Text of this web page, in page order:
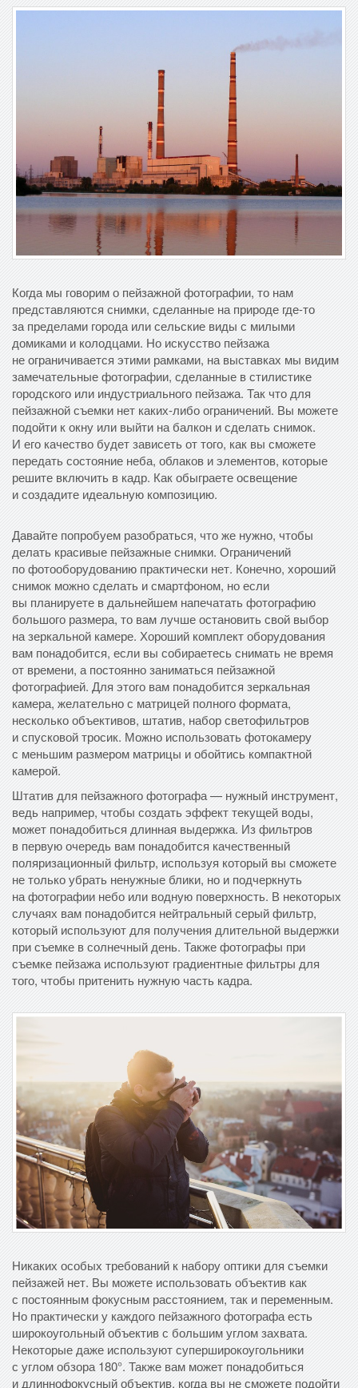
Когда мы говорим о пейзажной фотографии, то нам
представляются снимки, сделанные на природе где-то
за пределами города или сельские виды с милыми
домиками и колодцами. Но искусство пейзажа
не ограничивается этими рамками, на выставках мы видим
замечательные фотографии, сделанные в стилистике
городского или индустриального пейзажа. Так что для
пейзажной съемки нет каких-либо ограничений. Вы можете
подойти к окну или выйти на балкон и сделать снимок.
И его качество будет зависеть от того, как вы сможете
передать состояние неба, облаков и элементов, которые
решите включить в кадр. Как обыграете освещение
и создадите идеальную композицию.
Давайте попробуем разобраться, что же нужно, чтобы
делать красивые пейзажные снимки. Ограничений
по фотооборудованию практически нет. Конечно, хороший
снимок можно сделать и смартфоном, но если
вы планируете в дальнейшем напечатать фотографию
большого размера, то вам лучше остановить свой выбор
на зеркальной камере. Хороший комплект оборудования
вам понадобится, если вы собираетесь снимать не время
от времени, а постоянно заниматься пейзажной
фотографией. Для этого вам понадобится зеркальная
камера, желательно с матрицей полного формата,
несколько объективов, штатив, набор светофильтров
и спусковой тросик. Можно использовать фотокамеру
с меньшим размером матрицы и обойтись компактной
камерой.
Штатив для пейзажного фотографа — нужный инструмент,
ведь например, чтобы создать эффект текущей воды,
может понадобиться длинная выдержка. Из фильтров
в первую очередь вам понадобится качественный
поляризационный фильтр, используя который вы сможете
не только убрать ненужные блики, но и подчеркнуть
на фотографии небо или водную поверхность. В некоторых
случаях вам понадобится нейтральный серый фильтр,
который используют для получения длительной выдержки
при съемке в солнечный день. Также фотографы при
съемке пейзажа используют градиентные фильтры для
того, чтобы притенить нужную часть кадра.
Никаких особых требований к набору оптики для съемки
пейзажей нет. Вы можете использовать объектив как
с постоянным фокусным расстоянием, так и переменным.
Но практически у каждого пейзажного фотографа есть
широкоугольный объектив с большим углом захвата.
Некоторые даже используют суперширокоугольники
с углом обзора 180°. Также вам может понадобиться
и длиннофокусный объектив, когда вы не сможете подойти